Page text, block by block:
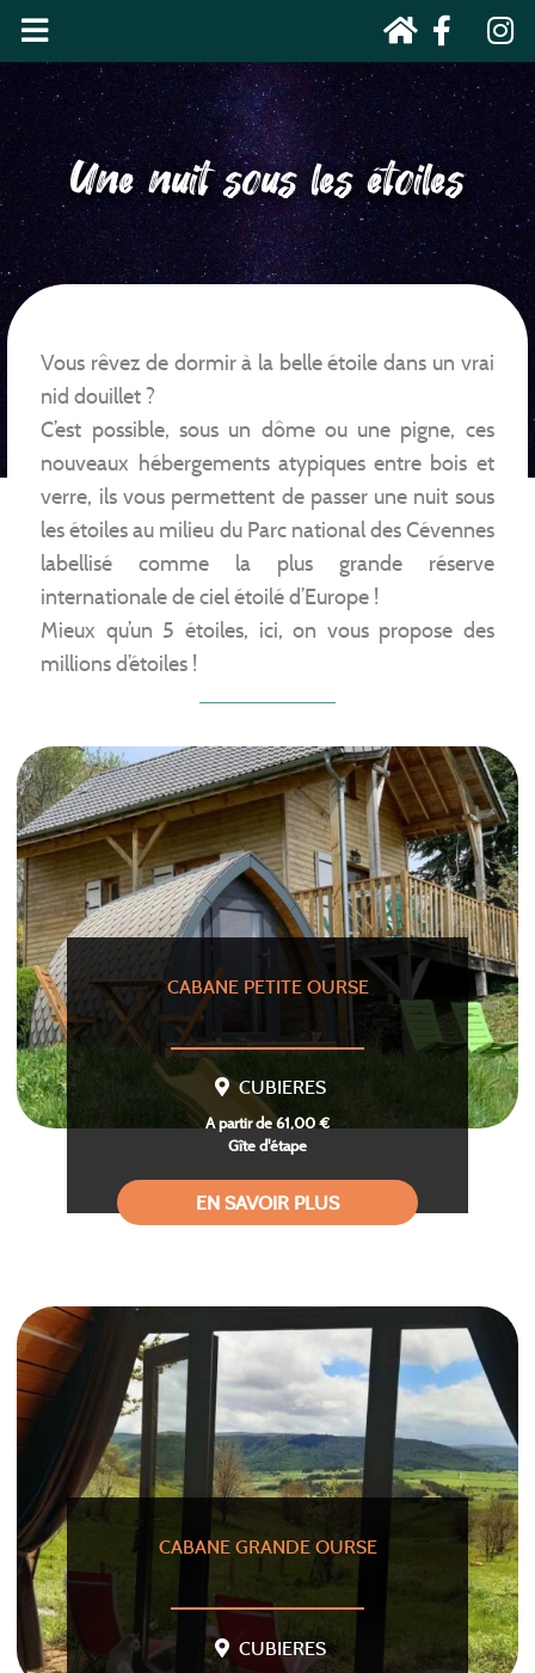
Une nuit sous les étoiles
Vous rêvez de dormir à la belle étoile dans un vrai
nid douillet ?
C’est possible, sous un dôme ou une pigne, ces
nouveaux hébergements atypiques entre bois et
verre, ils vous permettent de passer une nuit sous
les étoiles au milieu du Parc national des Cévennes
labellisé comme la plus grande réserve
internationale de ciel étoilé d’Europe !
Mieux qu’un 5 étoiles, ici, on vous propose des
millions d’étoiles !
CABANE PETITE OURSE
CUBIERES
A partir de 61,00 €
Gîte d'étape
EN SAVOIR PLUS
CABANE GRANDE OURSE
CUBIERES